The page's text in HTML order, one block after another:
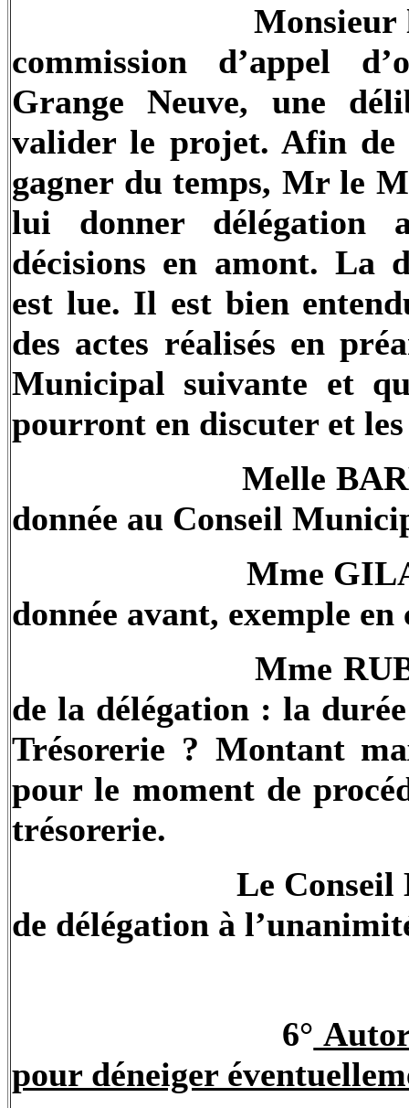
Monsieur
commission d’appel
Grange Neuve, une
valider le projet. Afin de
gagner du temps, Mr le
lui donner délégation
décisions en amont. La
est lue. Il est bien
des actes réalisés en
Municipal suivante et
pourront en discuter et
Melle
donnée au Conseil
Mme
donnée avant, exemple
Mme
de la délégation : la
Trésorerie ? Montant
pour le moment de
trésorerie.
Le
de délégation à
6°
pour déneiger